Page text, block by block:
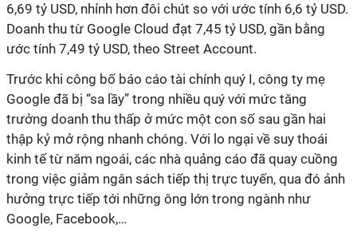
6,69 tỷ USD, nhỉnh hơn đôi chút so với ước tính 6,6 tỷ USD.
Doanh thu từ Google Cloud đạt 7,45 tỷ USD, gần bằng
ước tính 7,49 tỷ USD, theo Street Account.
Trước khi công bố báo cáo tài chính quý I, công ty mẹ
Google đã bị “sa lầy” trong nhiều quý với mức tăng
trưởng doanh thu thấp ở mức một con số sau gần hai
thập kỷ mở rộng nhanh chóng. Với lo ngại về suy thoái
kinh tế từ năm ngoái, các nhà quảng cáo đã quay cuồng
trong việc giảm ngân sách tiếp thị trực tuyến, qua đó ảnh
hưởng trực tiếp tới những ông lớn trong ngành như
Google, Facebook,…